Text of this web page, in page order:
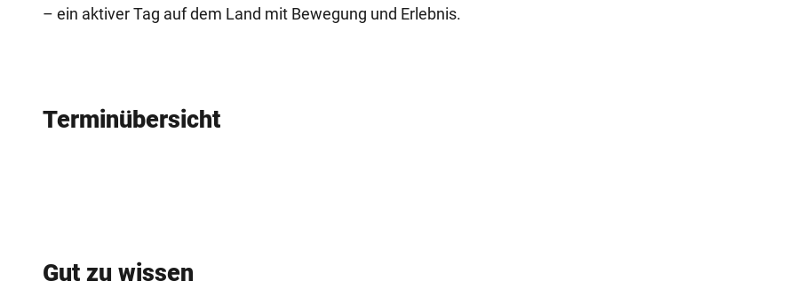
– ein aktiver Tag auf dem Land mit Bewegung und Erlebnis.
Terminübersicht
Gut zu wissen